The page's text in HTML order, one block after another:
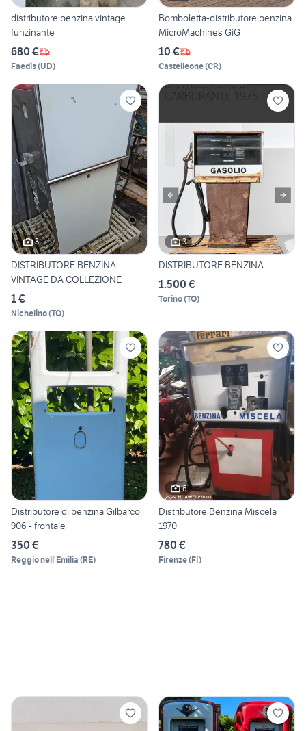
distributore benzina vintage
funzinante
680 €
Faedis(UD)
Bomboletta-distributore benzina
MicroMachines GiG
10 €
Castelleone(CR)
3
DISTRIBUTORE BENZINA
VINTAGE DA COLLEZIONE
1 €
Nichelino(TO)
3
DISTRIBUTORE BENZINA
1.500 €
Torino(TO)
Distributore di benzina Gilbarco
906 - frontale
350 €
Reggio nell'Emilia (RE)
6
Distributore Benzina Miscela
1970
780 €
Firenze(FI)